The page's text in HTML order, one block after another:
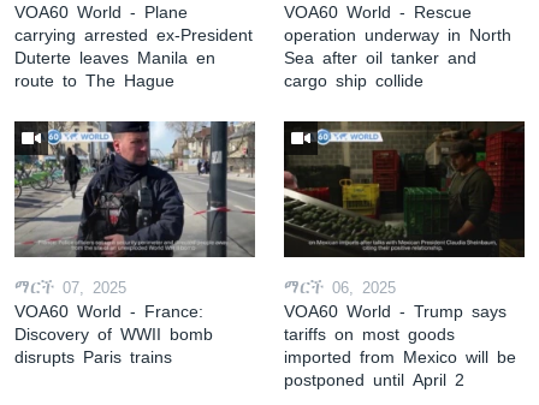
VOA60 World - Plane
carrying arrested ex-President
Duterte leaves Manila en
route to The Hague
VOA60 World - Rescue
operation underway in North
Sea after oil tanker and
cargo ship collide
ማርች 07, 2025
VOA60 World - France:
Discovery of WWII bomb
disrupts Paris trains
ማርች 06, 2025
VOA60 World - Trump says
tariffs on most goods
imported from Mexico will be
postponed until April 2